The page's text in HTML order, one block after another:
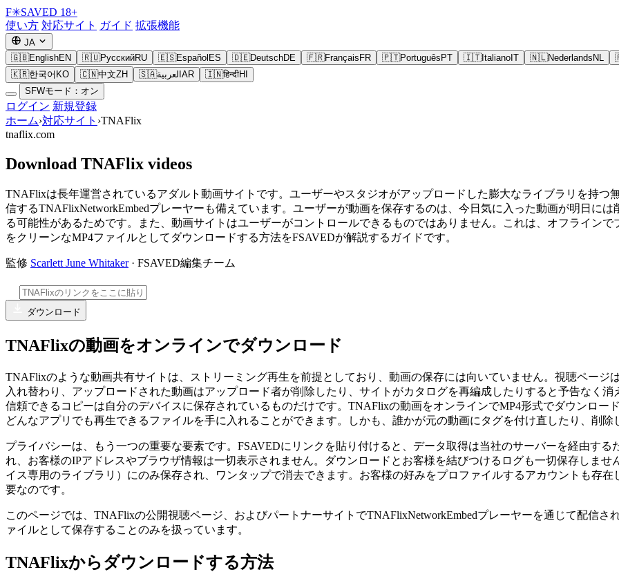
F✳SAVED 18+
使い方 対応サイト ガイド 拡張機能
JA
🇬🇧EnglishEN 🇷🇺РусскийRU 🇪🇸Español ES 🇩🇪DeutschDE 🇫🇷Français FR 🇵🇹Português PT 🇮🇹Italiano IT 🇳🇱Nederlands NL
🇰🇷한국어 KO 🇨🇳中文ZH 🇸🇦العربية AR 🇮🇳हिन्दीHI
SFWモード：オン
ログイン 新規登録
ホーム›対応サイト ›TNAFlix
tnaflix.com
Download TNAFlix videos
TNAFlixは長年運営されているアダルト動画サイトです。ユーザーやスタジオがアップロードした膨大なライブラリを持つ
信するTNAFlixNetworkEmbedプレーヤーも備えています。ユーザーが動画を保存するのは、今日気に入った動画が明日に
る可能性があるためです。また、動画サイトはユーザーがコントロールできるものではありません。これは、オフライン
をクリーンなMP4ファイルとしてダウンロードする方法をFSAVEDが解説するガイドです。
監修 Scarlett June Whitaker· FSAVED編集チーム
ダウンロード
TNAFlixの動画をオンラインでダウンロード
TNAFlixのような動画共有サイトは、ストリーミング再生を前提としており、動画の保存には向いていません。視聴ページ
入れ替わり、アップロードされた動画はアップロード者が削除したり、サイトがカタログを再編成したりすると予告なく
信頼できるコピーは自分のデバイスに保存されているものだけです。TNAFlixの動画をオンラインでMP4形式でダウンロー
どんなアプリでも再生できるファイルを手に入れることができます。しかも、誰かが元の動画にタグを付け直したり、削
プライバシーは、もう一つの重要な要素です。FSAVEDにリンクを貼り付けると、データ取得は当社のサーバーを経由す
れ、お客様のIPアドレスやブラウザ情報は一切表示されません。ダウンロードとお客様を結びつけるログも一切保存しま
イス専用のライブラリ）にのみ保存され、ワンタップで消去できます。お客様の好みをプロファイルするアカウントも存
要なのです。
このページでは、TNAFlixの公開視聴ページ、およびパートナーサイトでTNAFlixNetworkEmbedプレーヤーを通じて配信
ァイルとして保存することのみを扱っています。
TNAFlixからダウンロードする方法